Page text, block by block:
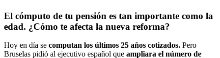
El cómputo de tu pensión es tan importante como la
edad. ¿Cómo te afecta la nueva reforma?
Hoy en día se computan los últimos 25 años cotizados. Pero
Bruselas pidió al ejecutivo español que ampliara el número de